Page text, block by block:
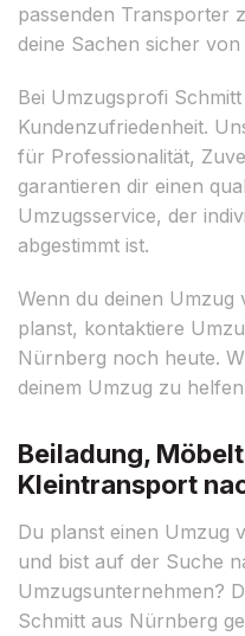
passenden Transporter
deine Sachen sicher
Bei Umzugsprofi
Kundenzufriedenheit.
für Professionalität,
garantieren dir einen
Umzugsservice, der
abgestimmt ist.
Wenn du deinen
planst, kontaktiere
Nürnberg noch heute.
deinem Umzug zu
Beiladung,
Kleintransport
Du planst einen Umzug
und bist auf der Suche
Umzugsunternehmen?
Schmitt aus Nürnberg